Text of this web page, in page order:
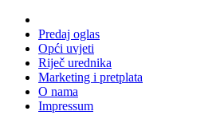
Predaj oglas
Opći uvjeti
Riječ urednika
Marketing i pretplata
O nama
Impressum